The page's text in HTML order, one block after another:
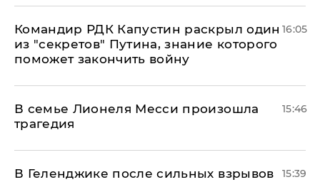
Командир РДК Капустин раскрыл один
из "секретов" Путина, знание которого
поможет закончить войну
16:05
В семье Лионеля Месси произошла
трагедия
15:46
В Геленджике после сильных взрывов
15:39